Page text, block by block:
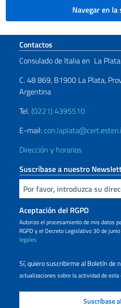
Navegar en la
Sezione footer
Contactos
Consulado de Italia en La Plata
C. 48 869, B1900 La Plata,
Argentina
Tel. (0221) 4395510
E-mail:
Dirección y horarios
Suscríbase a nuestro
Inserta tu correo electronico
Aceptación del RGPD
Autorizo ​​el procesamiento de mis datos
RGPD y el Decreto Legislativo 30 de
legales
Sí, quiero suscribirme al Boletín de
actualizaciones sobre la actividad de